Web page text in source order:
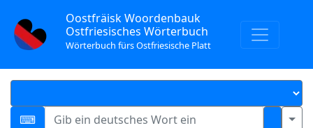
Oostfräisk Woordenbauk
Ostfriesisches Wörterbuch
Wörterbuch fürs Ostfriesische Platt